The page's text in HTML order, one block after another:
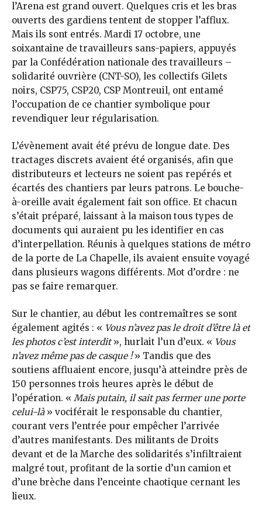
l’Arena est grand ouvert. Quelques cris et les bras
ouverts des gardiens tentent de stopper l’afflux.
Mais ils sont entrés. Mardi 17 octobre, une
soixantaine de travailleurs sans-papiers, appuyés
par la Confédération nationale des travailleurs –
solidarité ouvrière (CNT-SO), les collectifs Gilets
noirs, CSP75, CSP20, CSP Montreuil, ont entamé
l’occupation de ce chantier symbolique pour
revendiquer leur régularisation.
L’évènement avait été prévu de longue date. Des
tractages discrets avaient été organisés, afin que
distributeurs et lecteurs ne soient pas repérés et
écartés des chantiers par leurs patrons. Le bouche-
à-oreille avait également fait son office. Et chacun
s’était préparé, laissant à la maison tous types de
documents qui auraient pu les identifier en cas
d’interpellation. Réunis à quelques stations de métro
de la porte de La Chapelle, ils avaient ensuite voyagé
dans plusieurs wagons différents. Mot d’ordre : ne
pas se faire remarquer.
Sur le chantier, au début les contremaîtres se sont
également agités : « Vous n’avez pas le droit d’être là et
les photos c’est interdit», hurlait l’un d’eux. « Vous
n’avez même pas de casque !» Tandis que des
soutiens affluaient encore, jusqu’à atteindre près de
150 personnes trois heures après le début de
l’opération. « Mais putain, il sait pas fermer une porte
celui-là» vociférait le responsable du chantier,
courant vers l’entrée pour empêcher l’arrivée
d’autres manifestants. Des militants de Droits
devant et de la Marche des solidarités s’infiltraient
malgré tout, profitant de la sortie d’un camion et
d’une brèche dans l’enceinte chaotique cernant les
lieux.